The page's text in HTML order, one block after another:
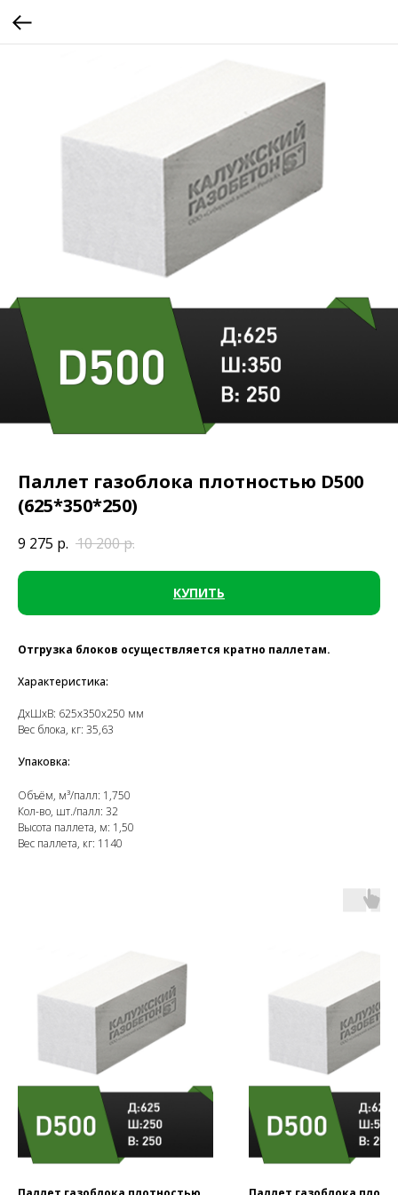
Паллет газоблока плотностью D500
(625*350*250)
9 275 р. 10 200р.
КУПИТЬ
Отгрузка блоков осуществляется кратно паллетам.
Характеристика:
ДxШxВ: 625x350x250 мм
Вес блока, кг: 35,63
Упаковка:
Объём, м³/палл: 1,750
Кол-во, шт./палл: 32
Высота паллета, м: 1,50
Вес паллета, кг: 1140